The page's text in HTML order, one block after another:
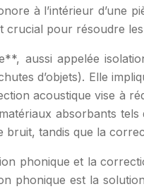
à l’intérieur d’une
crucial pour résoudre
aussi appelée
d’objets). Elle
acoustique vise à
absorbants
tandis que la
phonique et la
phonique est la